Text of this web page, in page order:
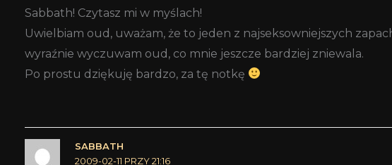
Sabbath! Czytasz mi w myślach!
Uwielbiam oud, uważam, że to jeden z najseksowniejszych
wyraźnie wyczuwam oud, co mnie jeszcze bardziej zniewala.
Po prostu dziękuję bardzo, za tę notkę
SABBATH
2009-02-11 PRZY 21:16